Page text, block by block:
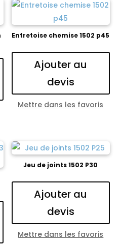
Entretoise chemise 1502 p45
Ajouter au
devis
Mettre dans les favoris
Jeu de joints 1502 P30
Ajouter au
devis
Mettre dans les favoris